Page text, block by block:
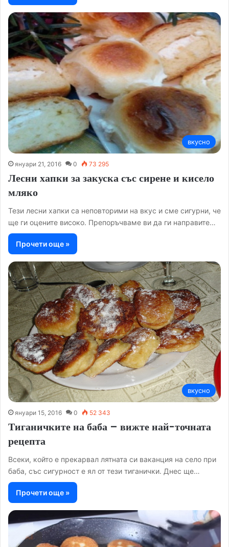
вкусно
януари 21, 2016 0 73 295
Лесни хапки за закуска със сирене и кисело
мляко
Тези лесни хапки са неповторими на вкус и сме сигурни, че
ще ги оцените високо. Препоръчваме ви да ги направите…
Прочети още »
вкусно
януари 15, 2016 0 52 343
Тиганичките на баба – вижте най-точната
рецепта
Всеки, който е прекарвал лятната си ваканция на село при
баба, със сигурност е ял от тези тиганички. Днес ще…
Прочети още »